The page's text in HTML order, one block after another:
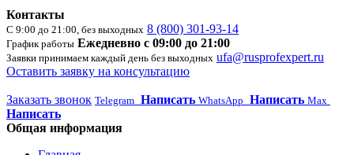
Контакты
С 9:00 до 21:00, без выходных 8 (800) 301-93-14
График работы Ежедневно с 09:00 до 21:00
Заявки принимаем каждый день без выходных ufa@rusprofexpert.ru
Оставить заявку на консультацию
Заказать звонок Telegram Написать WhatsApp Написать Max
Написать
Общая информация